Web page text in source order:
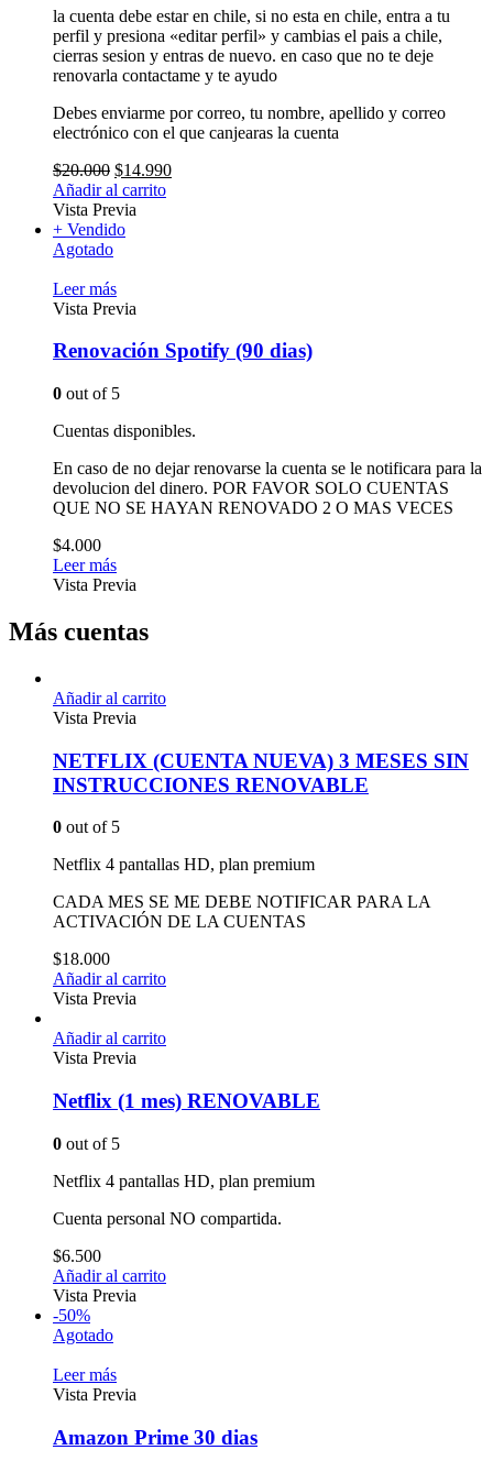
la cuenta debe estar en chile, si no esta en chile, entra a tu
perfil y presiona «editar perfil» y cambias el pais a chile,
cierras sesion y entras de nuevo. en caso que no te deje
renovarla contactame y te ayudo
Debes enviarme por correo, tu nombre, apellido y correo
electrónico con el que canjearas la cuenta
$20.000 $14.990
Añadir al carrito
Vista Previa
+ Vendido
Agotado
Leer más
Vista Previa
Renovación Spotify (90 dias)
0 out of 5
Cuentas disponibles.
En caso de no dejar renovarse la cuenta se le notificara para la
devolucion del dinero. POR FAVOR SOLO CUENTAS
QUE NO SE HAYAN RENOVADO 2 O MAS VECES
$4.000
Leer más
Vista Previa
Más cuentas
Añadir al carrito
Vista Previa
NETFLIX (CUENTA NUEVA) 3 MESES SIN
INSTRUCCIONES RENOVABLE
0 out of 5
Netflix 4 pantallas HD, plan premium
CADA MES SE ME DEBE NOTIFICAR PARA LA
ACTIVACIÓN DE LA CUENTAS
$18.000
Añadir al carrito
Vista Previa
Añadir al carrito
Vista Previa
Netflix (1 mes) RENOVABLE
0 out of 5
Netflix 4 pantallas HD, plan premium
Cuenta personal NO compartida.
$6.500
Añadir al carrito
Vista Previa
-50%
Agotado
Leer más
Vista Previa
Amazon Prime 30 dias